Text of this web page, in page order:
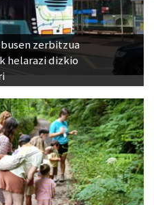
zerbitzua
helarazi dizkio